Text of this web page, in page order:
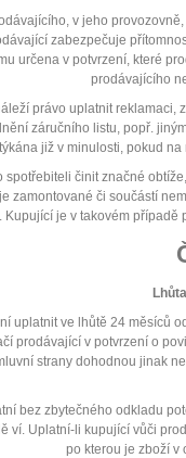
v jeho
zabezpečuje
určena v potvrzení, které
prodávajícího
právo uplatnit
záručního listu, popř.
již v minulosti, pokud
spotřebiteli činit značné
zamontované či součástí
Kupující je v takovém
uplatnit ve lhůtě 24 měsíců
prodávající v potvrzení o
strany dohodnou jinak
bez zbytečného odkladu
ví. Uplatní-li kupující vůči
po kterou je zboží v